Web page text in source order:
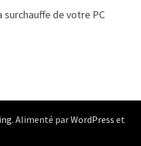
de votre PC
. Alimenté parWordPress et